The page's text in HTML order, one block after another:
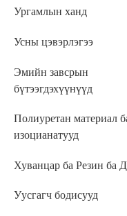
Ургамлын ханд
Усны цэвэрлэгээ
Эмийн завсрын
бүтээгдэхүүнүүд
Полиуретан материал
изоцианатууд
Хуванцар ба Резин ба
Уусгагч бодисууд